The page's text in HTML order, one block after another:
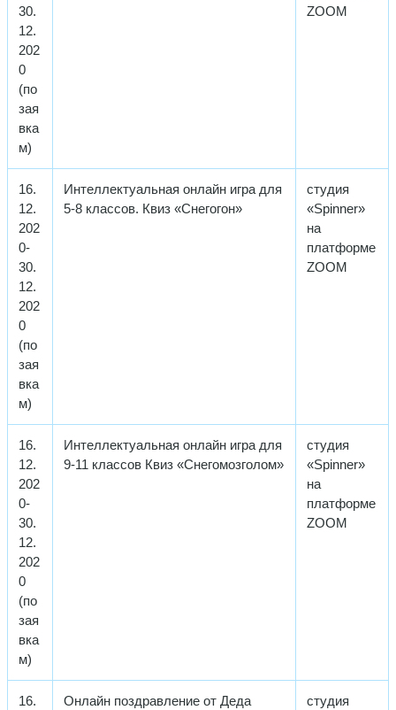
30.
12.
202
0
(по
зая
вка
м)
ZOOM
16.
12.
202
0-
30.
12.
202
0
(по
зая
вка
м)
Интеллектуальная онлайн игра для
5-8 классов. Квиз «Снегогон»
студия
«Spinner»
на
платформе
ZOOM
16.
12.
202
0-
30.
12.
202
0
(по
зая
вка
м)
Интеллектуальная онлайн игра для
9-11 классов Квиз «Снегомозголом»
студия
«Spinner»
на
платформе
ZOOM
16.
Онлайн поздравление от Деда
студия